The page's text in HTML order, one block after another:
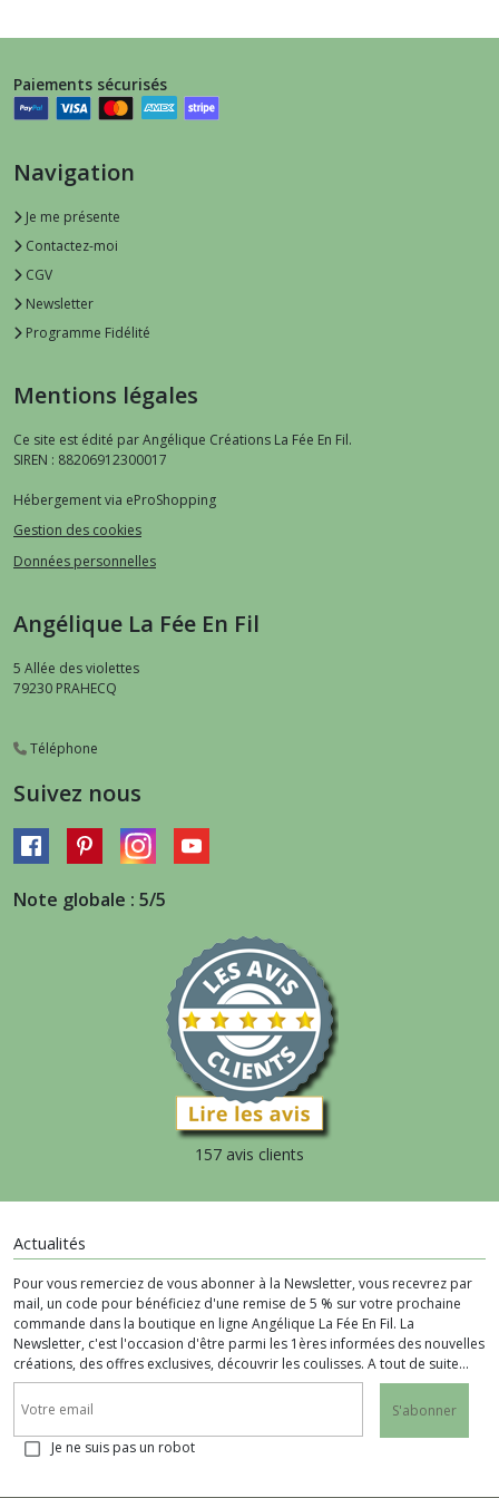
Paiements sécurisés
Navigation
Je me présente
Contactez-moi
CGV
Newsletter
Programme Fidélité
Mentions légales
Ce site est édité par Angélique Créations La Fée En Fil.
SIREN : 88206912300017
Hébergement via eProShopping
Gestion des cookies
Données personnelles
Angélique La Fée En Fil
5 Allée des violettes
79230 PRAHECQ
Téléphone
Suivez nous
Note globale : 5/5
157 avis clients
Actualités
Pour vous remerciez de vous abonner à la Newsletter, vous recevrez par
mail, un code pour bénéficiez d'une remise de 5 % sur votre prochaine
commande dans la boutique en ligne Angélique La Fée En Fil. La
Newsletter, c'est l'occasion d'être parmi les 1ères informées des nouvelles
créations, des offres exclusives, découvrir les coulisses. A tout de suite...
S'abonner
Je ne suis pas un robot